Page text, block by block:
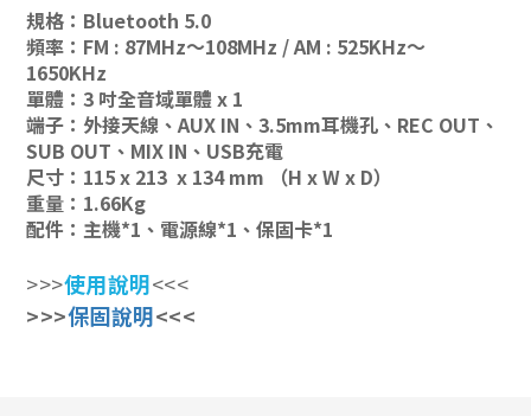
規格：Bluetooth 5.0
頻率：FM : 87MHz～108MHz / AM : 525KHz～
1650KHz
單體：3 吋全音域單體 x 1
端子：外接天線、AUX IN、3.5mm耳機孔、REC OUT、
SUB OUT、MIX IN、USB充電
尺寸：115 x 213 x 134 mm （H x W x D）
重量：1.66Kg
配件：主機*1、電源線*1、保固卡*1
>>>使用說明<<<
>>>保固說明<<<